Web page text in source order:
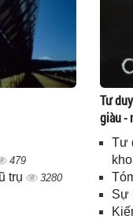
479
trụ 3280
Tư
giàu -
Tư
Sự